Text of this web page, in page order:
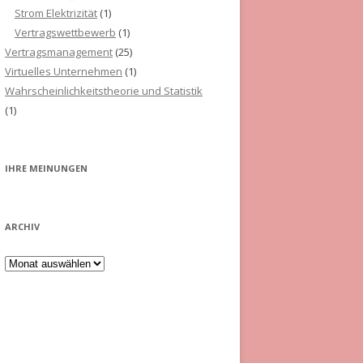
Strom Elektrizität (1)
Vertragswettbewerb (1)
Vertragsmanagement (25)
Virtuelles Unternehmen (1)
Wahrscheinlichkeitstheorie und Statistik
(1)
IHRE MEINUNGEN
ARCHIV
Archiv